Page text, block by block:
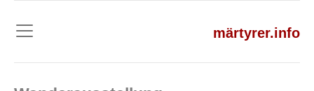
märtyrer.info